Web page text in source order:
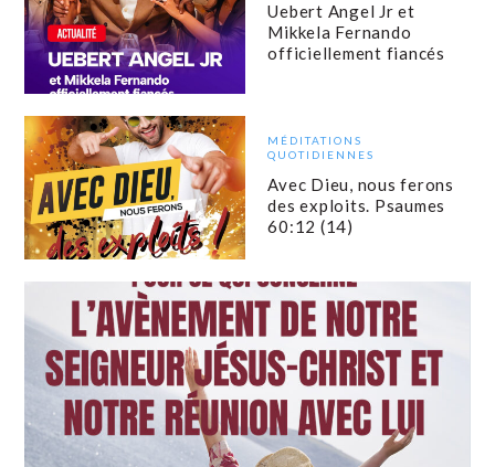
Uebert Angel Jr et
Mikkela Fernando
officiellement fiancés
MÉDITATIONS
QUOTIDIENNES
Avec Dieu, nous ferons
des exploits. Psaumes
60:12 (14)